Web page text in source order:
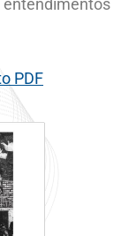
entendimentos
PDF